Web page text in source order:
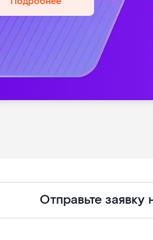
Отправьте